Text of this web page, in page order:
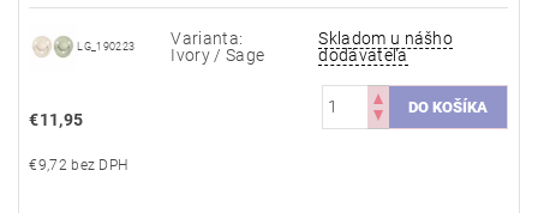
LG_190223
Varianta:
Ivory / Sage
Skladom u nášho
dodávateľa
€11,95
€9,72 bez DPH